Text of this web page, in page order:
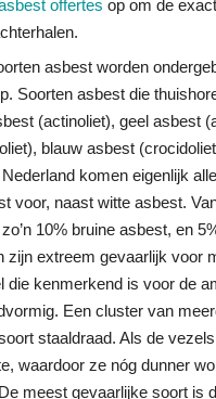
offertes op om de
asbest worden
Soorten asbest die
(actinoliet), geel asbest
blauw asbest
komen eigenlijk
voor, naast witte asbest.
10% bruine asbest, en
zijn extreem gevaarlijk voor
die kenmerkend is voor de
Een cluster van
staaldraad. Als de
waardoor ze nóg dunner
meest gevaarlijke soort is